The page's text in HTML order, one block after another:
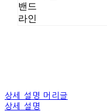
밴드
라인
상세 설명 머리글
상세 설명